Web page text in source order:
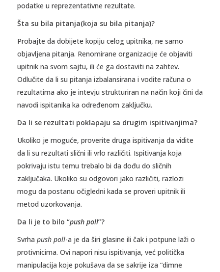
podatke u reprezentativne rezultate.
Šta su bila pitanja(koja su bila pitanja)?
Probajte da dobijete kopiju celog upitnika, ne samo
objavljena pitanja. Renomirane organizacije će objaviti
upitnik na svom sajtu, ili će ga dostaviti na zahtev.
Odlučite da li su pitanja izbalansirana i vodite računa o
rezultatima ako je intevju strukturiran na način koji čini da
navodi ispitanika ka određenom zaključku.
Da li se rezultati poklapaju sa drugim ispitivanjima?
Ukoliko je moguće, proverite druga ispitivanja da vidite
da li su rezultati slični ili vrlo različiti. Ispitivanja koja
pokrivaju istu temu trebalo bi da dođu do sličnih
zaključaka. Ukoliko su odgovori jako različiti, razlozi
mogu da postanu očigledni kada se proveri upitnik ili
metod uzorkovanja.
Da li je to bilo “push poll”?
Svrha push poll-a je da širi glasine ili čak i potpune laži o
protivnicima. Ovi napori nisu ispitivanja, već politička
manipulacija koje pokušava da se sakrije iza “dimne